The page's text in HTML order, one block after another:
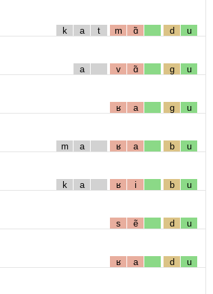
k a t m ɑ̃ d u
a v ɑ̃ g u
ʁ a g u
m a ʁ a b u
k a ʁ i b u
s ẽ d u
ʁ a d u